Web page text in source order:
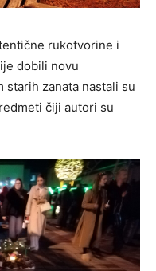
rukotvorine i
dobili novu
zanata nastali su
čiji autori su